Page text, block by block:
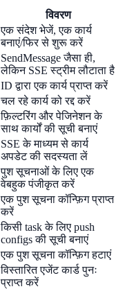
विवरण
एक संदेश भेजें, एक कार्य
बनाएं/फिर से शुरू करें
SendMessage जैसा ही,
लेकिन SSE स्ट्रीम लौटाता है
ID द्वारा एक कार्य प्राप्त करें
चल रहे कार्य को रद्द करें
फ़िल्टरिंग और पेजिनेशन के
साथ कार्यों की सूची बनाएं
SSE के माध्यम से कार्य
अपडेट की सदस्यता लें
पुश सूचनाओं के लिए एक
वेबहुक पंजीकृत करें
एक पुश सूचना कॉन्फ़िग प्राप्त
करें
किसी task के लिए push
configs की सूची बनाएं
एक पुश सूचना कॉन्फ़िग हटाएं
विस्तारित एजेंट कार्ड पुनः
प्राप्त करें